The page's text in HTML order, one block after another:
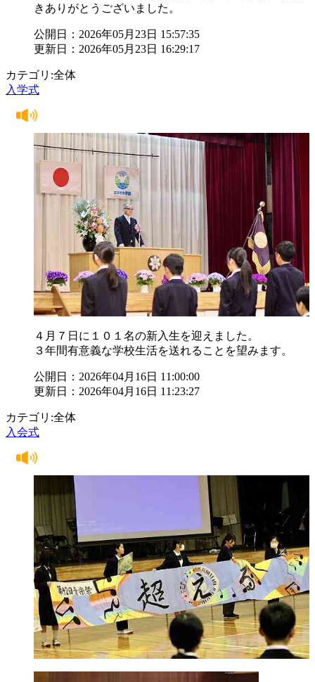
きありがとうございました。
公開日：2026年05月23日 15:57:35
更新日：2026年05月23日 16:29:17
カテゴリ:全体
入学式
４月７日に１０１名の新入生を迎えました。
３年間有意義な学校生活を送れることを望みます。
公開日：2026年04月16日 11:00:00
更新日：2026年04月16日 11:23:27
カテゴリ:全体
入会式